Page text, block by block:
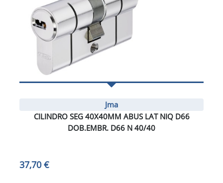
Jma
CILINDRO SEG 40X40MM ABUS LAT NIQ D66
DOB.EMBR. D66 N 40/40
37,70 €